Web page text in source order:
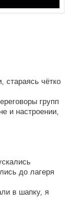
стараясь чётко
групп
и настроении,
до лагеря
в шапку, я